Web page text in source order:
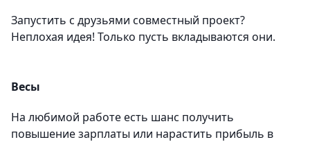
Запустить с друзьями совместный проект?
Неплохая идея! Только пусть вкладываются они.
Весы
На любимой работе есть шанс получить
повышение зарплаты или нарастить прибыль в